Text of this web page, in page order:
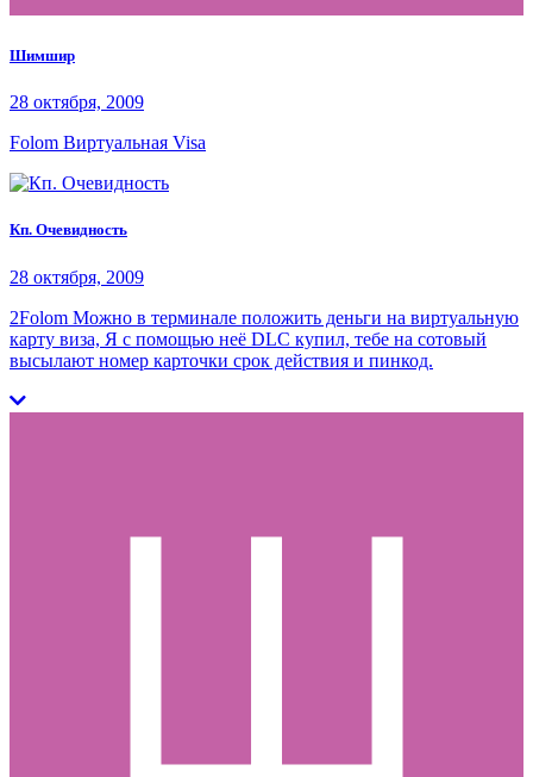
Шимшир
28 октября, 2009
Folom Виртуальная Visa
Кп. Очевидность
28 октября, 2009
2Folom Можно в терминале положить деньги на виртуальную
карту виза, Я с помощью неё DLC купил, тебе на сотовый
высылают номер карточки срок действия и пинкод.